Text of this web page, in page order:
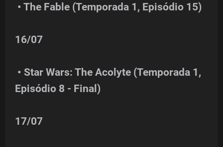
• The Fable (Temporada 1, Episódio 15)
16/07
• Star Wars: The Acolyte (Temporada 1,
Episódio 8 - Final)
17/07